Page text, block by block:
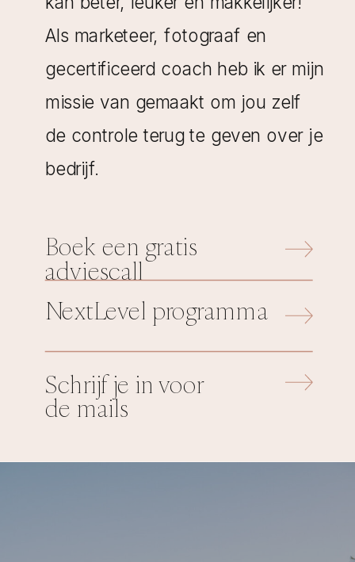
Als marketeer, fotograaf en
gecertificeerd coach heb ik er mijn
missie van gemaakt om jou zelf
de controle terug te geven over je
bedrijf.
Boek een gratis
adviescall
NextLevel programma
Schrijf je in voor
de mails